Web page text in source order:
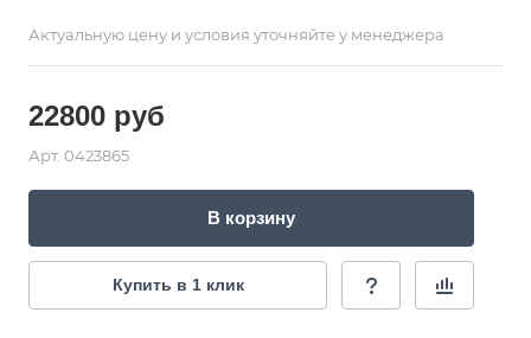
Актуальную цену и условия уточняйте у менеджера
22800 руб
Арт. 0423865
В корзину
Купить в 1 клик